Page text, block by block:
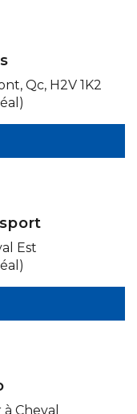
Qc, H2V 1K2
Est
Cheval